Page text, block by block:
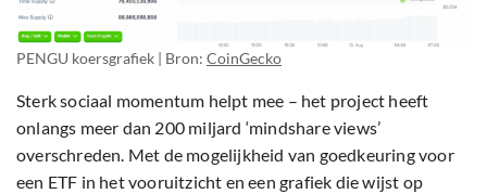
PENGU koersgrafiek | Bron: CoinGecko
Sterk sociaal momentum helpt mee – het project heeft
onlangs meer dan 200 miljard ‘mindshare views’
overschreden. Met de mogelijkheid van goedkeuring voor
een ETF in het vooruitzicht en een grafiek die wijst op